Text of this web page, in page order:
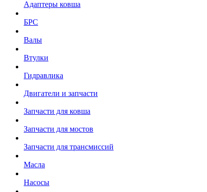
Адаптеры ковша
БРС
Валы
Втулки
Гидравлика
Двигатели и запчасти
Запчасти для ковша
Запчасти для мостов
Запчасти для трансмиссий
Масла
Насосы